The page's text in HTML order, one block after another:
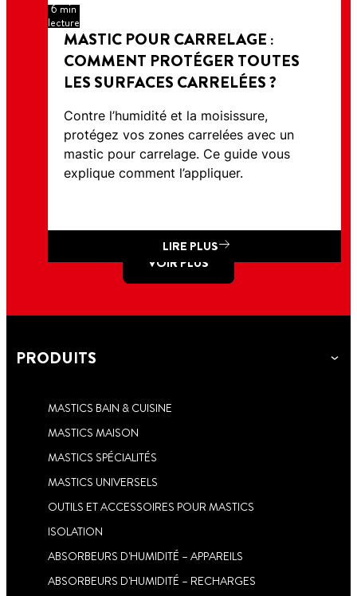
6 min
lecture
MASTIC POUR CARRELAGE :
COMMENT PROTÉGER TOUTES
LES SURFACES CARRELÉES ?
Contre l’humidité et la moisissure,
protégez vos zones carrelées avec un
mastic pour carrelage. Ce guide vous
explique comment l’appliquer.
LIRE PLUS
VOIR PLUS
PRODUITS
MASTICS BAIN & CUISINE
MASTICS MAISON
MASTICS SPÉCIALITÉS
MASTICS UNIVERSELS
OUTILS ET ACCESSOIRES POUR MASTICS
ISOLATION
ABSORBEURS D'HUMIDITÉ – APPAREILS
ABSORBEURS D'HUMIDITÉ – RECHARGES